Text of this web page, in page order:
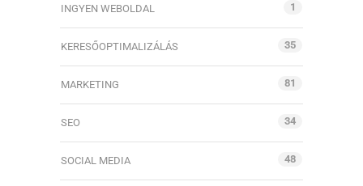
INGYEN WEBOLDAL 1
KERESŐOPTIMALIZÁLÁS 35
MARKETING 81
SEO 34
SOCIAL MEDIA 48